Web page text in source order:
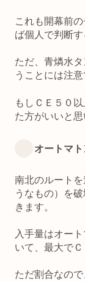
これも開幕前
ば個人で判断す
ただ、青燐水
うことには注意
もしＣＥ５０
た方がいいと思
オートマト
南北のルート
うなもの）を
きます。
入手量はオー
いて、最大でＣ
ただ割合なの